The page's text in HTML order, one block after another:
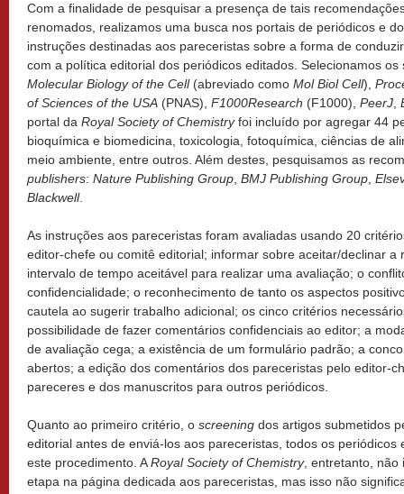
Com a finalidade de pesquisar a presença de tais
renomados, realizamos uma busca nos portais de periódicos e
instruções destinadas aos pareceristas sobre a forma de
com a política editorial dos periódicos editados. Selecionamos
Molecular Biology of the Cell(abreviado como Mol Biol Cell),
of Sciences of the USA (PNAS), F1000Research (F1000), PeerJ
portal da Royal Society of Chemistryfoi incluído por agregar 44
bioquímica e biomedicina, toxicologia, fotoquímica, ciências de
meio ambiente, entre outros. Além destes, pesquisamos as
publishers: Nature Publishing Group BMJ Publishing Group
Blackwell.
As instruções aos pareceristas foram avaliadas usando 20
editor-chefe ou comitê editorial; informar sobre aceitar/declinar a
intervalo de tempo aceitável para realizar uma avaliação; o
confidencialidade; o reconhecimento de tanto os aspectos
cautela ao sugerir trabalho adicional; os cinco critérios
possibilidade de fazer comentários confidenciais ao editor; a
de avaliação cega; a existência de um formulário padrão; a
abertos; a edição dos comentários dos pareceristas pelo editor-
pareceres e dos manuscritos para outros periódicos.
Quanto ao primeiro critério, o screening dos artigos submetidos
editorial antes de enviá-los aos pareceristas, todos os periódicos
este procedimento. ARoyal Society of Chemistry, entretanto, não
etapa na página dedicada aos pareceristas, mas isso não